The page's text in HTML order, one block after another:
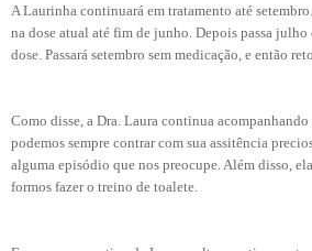
A Laurinha continuará em tratamento até
na dose atual até fim de junho. Depois passa julho
dose. Passará setembro sem medicação, e então
Como disse, a Dra. Laura continua
podemos sempre contrar com sua assitência
alguma episódio que nos preocupe. Além disso,
formos fazer o treino de toalete.